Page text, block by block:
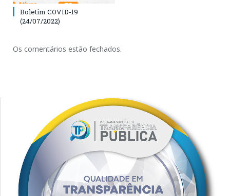
Boletim COVID-19
(24/07/2022)
Os comentários estão fechados.